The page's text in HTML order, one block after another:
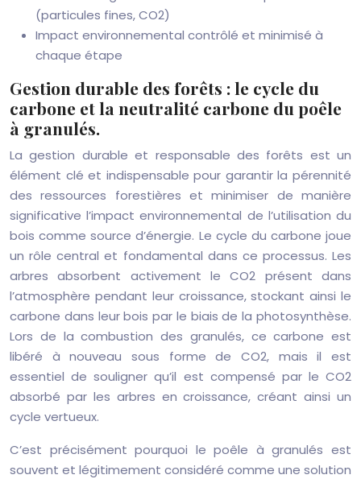
(particules fines, CO2)
Impact environnemental contrôlé et minimisé à
chaque étape
Gestion durable des forêts : le cycle du
carbone et la neutralité carbone du poêle
à granulés.
La gestion durable et responsable des forêts est un
élément clé et indispensable pour garantir la pérennité
des ressources forestières et minimiser de manière
significative l’impact environnemental de l’utilisation du
bois comme source d’énergie. Le cycle du carbone joue
un rôle central et fondamental dans ce processus. Les
arbres absorbent activement le CO2 présent dans
l’atmosphère pendant leur croissance, stockant ainsi le
carbone dans leur bois par le biais de la photosynthèse.
Lors de la combustion des granulés, ce carbone est
libéré à nouveau sous forme de CO2, mais il est
essentiel de souligner qu’il est compensé par le CO2
absorbé par les arbres en croissance, créant ainsi un
cycle vertueux.
C’est précisément pourquoi le poêle à granulés est
souvent et légitimement considéré comme une solution